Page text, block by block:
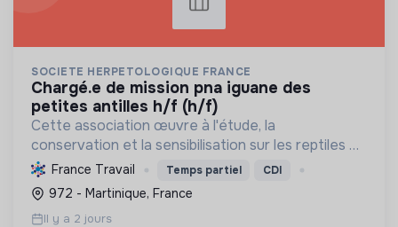
SOCIETE HERPETOLOGIQUE FRANCE
chargé.e de mission pna iguane des
petites antilles h/f (h/f)
Cette association œuvre à l'étude, la
conservation et la sensibilisation sur les reptiles et
amphibiens. Elle protège ces espèces et leurs
habitats, améliore les connaissances scientifiques
et promeut...
France Travail Temps partiel CDI
972 - Martinique, France
Il y a 2 jours